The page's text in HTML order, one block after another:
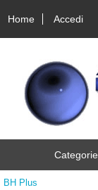
Home Accedi
Categorie
BH Plus